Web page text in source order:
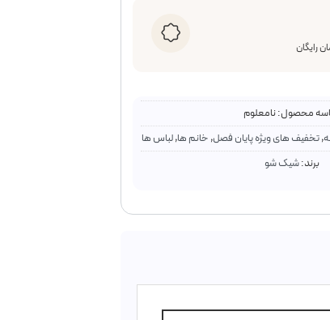
محصول:نامعلوم
,تخفیف های ویژه پایان فصل, خانم ها,لباس ها
برند:شیک شو